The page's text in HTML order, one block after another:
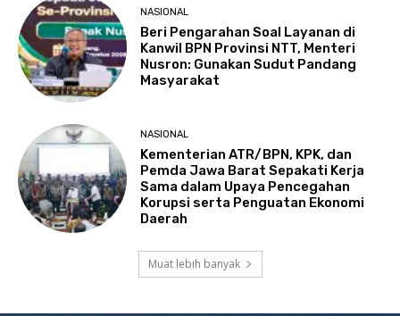
NASIONAL
Beri Pengarahan Soal Layanan di
Kanwil BPN Provinsi NTT, Menteri
Nusron: Gunakan Sudut Pandang
Masyarakat
NASIONAL
Kementerian ATR/BPN, KPK, dan
Pemda Jawa Barat Sepakati Kerja
Sama dalam Upaya Pencegahan
Korupsi serta Penguatan Ekonomi
Daerah
Muat lebih banyak